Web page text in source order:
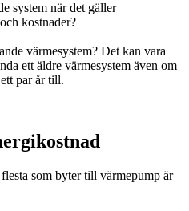
system när det gäller
kostnader?
värmesystem? Det kan vara
ett äldre värmesystem även om
par år till.
som byter till värmepump är